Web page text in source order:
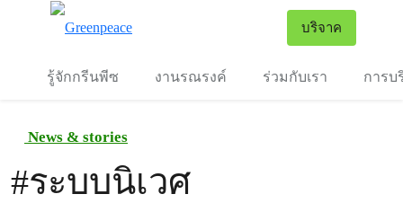
บริจาค
รู้จักกรีนพีซ งานรณรงค์ ร่วมกับเรา การบ
News & stories
#ระบบนิเวศ